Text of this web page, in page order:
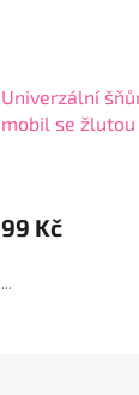
Univerzální
mobil se
99 Kč
...